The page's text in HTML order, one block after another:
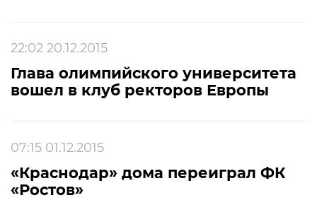
22:02 20.12.2015
Глава олимпийского университета
вошел в клуб ректоров Европы
07:15 01.12.2015
«Краснодар» дома переиграл ФК
«Ростов»